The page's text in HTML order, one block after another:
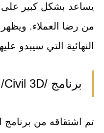
يساعد بشكل كبير على
من رضا العملاء.
النهائية التي سيبدو
برنامج /Civil 3D/
تم اشتقاقه من